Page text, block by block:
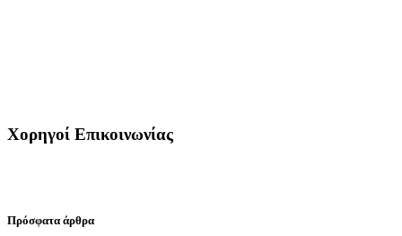
Χορηγοί Επικοινωνίας
Πρόσφατα άρθρα